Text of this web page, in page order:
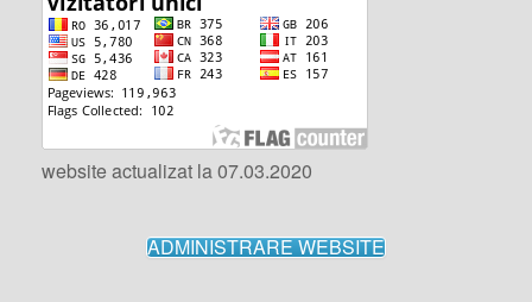
website actualizat la 07.03.2020
ADMINISTRARE WEBSITE